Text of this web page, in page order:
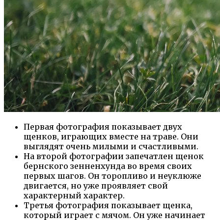
Первая фотография показывает двух
щенков, играющих вместе на траве. Они
выглядят очень милыми и счастливыми.
На второй фотографии запечатлен щенок
бернского зенненхунда во время своих
первых шагов. Он торопливо и неуклюже
двигается, но уже проявляет свой
характерный характер.
Третья фотография показывает щенка,
который играет с мячом. Он уже начинает